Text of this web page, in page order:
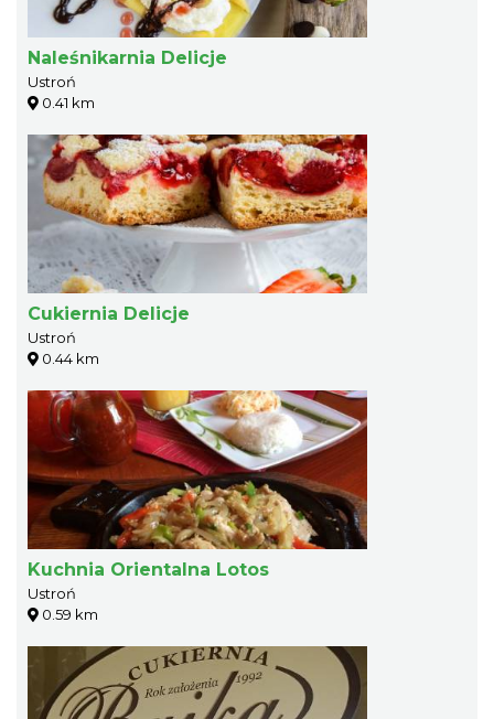
Naleśnikarnia Delicje
Ustroń
0.41 km
Cukiernia Delicje
Ustroń
0.44 km
Kuchnia Orientalna Lotos
Ustroń
0.59 km